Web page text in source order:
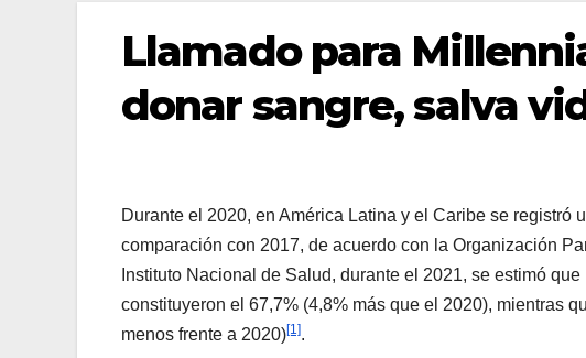
Llamado para
donar sangre, salva
Durante el 2020, en América Latina y el Caribe se registró
comparación con 2017, de acuerdo con la Organización
Instituto Nacional de Salud, durante el 2021, se estimó
constituyeron el 67,7% (4,8% más que el 2020), mientras
menos frente a 2020)[1].